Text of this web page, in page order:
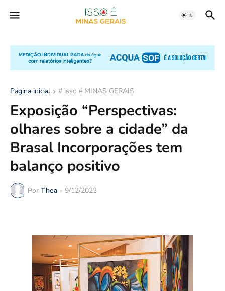
Página inicial # isso é MINAS GERAIS
Exposição “Perspectivas:
olhares sobre a cidade” da
Brasal Incorporações tem
balanço positivo
Por Thea - 9/12/2023